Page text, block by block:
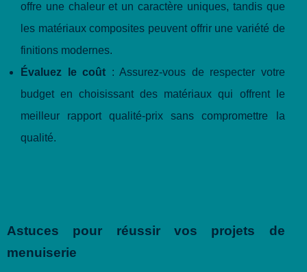
offre une chaleur et un caractère uniques, tandis que
les matériaux composites peuvent offrir une variété de
finitions modernes.
Évaluez le coût : Assurez-vous de respecter votre
budget en choisissant des matériaux qui offrent le
meilleur rapport qualité-prix sans compromettre la
qualité.
Astuces pour réussir vos projets de
menuiserie